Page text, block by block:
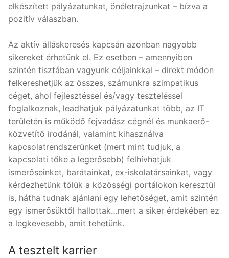
elkészített pályázatunkat, önéletrajzunkat – bízva a
pozitív válaszban.
Az aktív álláskeresés kapcsán azonban nagyobb
sikereket érhetünk el. Ez esetben – amennyiben
szintén tisztában vagyunk céljainkkal – direkt módon
felkereshetjük az összes, számunkra szimpatikus
céget, ahol fejlesztéssel és/vagy teszteléssel
foglalkoznak, leadhatjuk pályázatunkat több, az IT
területén is működő fejvadász cégnél és munkaerő-
közvetítő irodánál, valamint kihasználva
kapcsolatrendszerünket (mert mint tudjuk, a
kapcsolati tőke a legerősebb) felhívhatjuk
ismerőseinket, barátainkat, ex-iskolatársainkat, vagy
kérdezhetünk tőlük a közösségi portálokon keresztül
is, hátha tudnak ajánlani egy lehetőséget, amit szintén
egy ismerősüktől hallottak…mert a siker érdekében ez
a legkevesebb, amit tehetünk.
A tesztelt karrier